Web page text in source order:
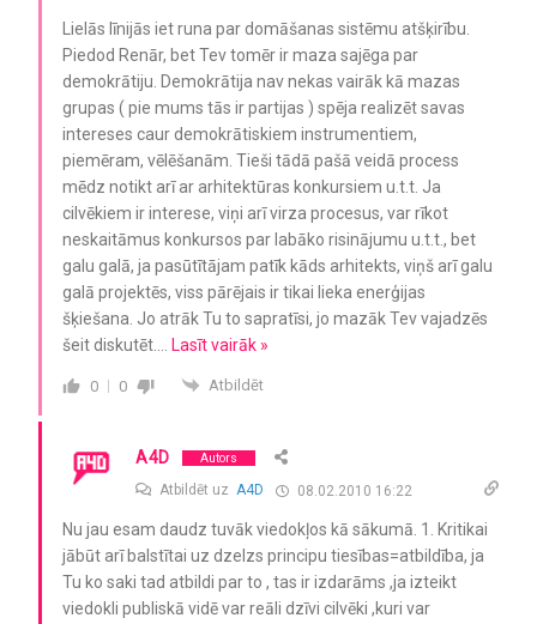
Lielās līnijās iet runa par domāšanas sistēmu atšķirību.
Piedod Renār, bet Tev tomēr ir maza sajēga par
demokrātiju. Demokrātija nav nekas vairāk kā mazas
grupas ( pie mums tās ir partijas ) spēja realizēt savas
intereses caur demokrātiskiem instrumentiem,
piemēram, vēlēšanām. Tieši tādā pašā veidā process
mēdz notikt arī ar arhitektūras konkursiem u.t.t. Ja
cilvēkiem ir interese, viņi arī virza procesus, var rīkot
neskaitāmus konkursos par labāko risinājumu u.t.t., bet
galu galā, ja pasūtītājam patīk kāds arhitekts, viņš arī galu
galā projektēs, viss pārējais ir tikai lieka enerģijas
šķiešana. Jo atrāk Tu to sapratīsi, jo mazāk Tev vajadzēs
šeit diskutēt.
Lasīt vairāk »
0 0 Atbildēt
A4D Autors
Atbildēt uz A4D 08.02.2010 16:22
Nu jau esam daudz tuvāk viedokļos kā sākumā. 1. Kritikai
jābūt arī balstītai uz dzelzs principu tiesības=atbildība, ja
Tu ko saki tad atbildi par to , tas ir izdarāms ,ja izteikt
viedokli publiskā vidē var reāli dzīvi cilvēki ,kuri var